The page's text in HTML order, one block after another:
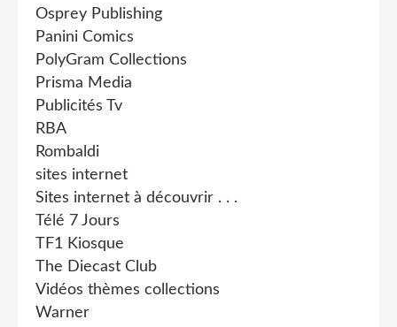
Osprey Publishing
Panini Comics
PolyGram Collections
Prisma Media
Publicités Tv
RBA
Rombaldi
sites internet
Sites internet à découvrir . . .
Télé 7 Jours
TF1 Kiosque
The Diecast Club
Vidéos thèmes collections
Warner